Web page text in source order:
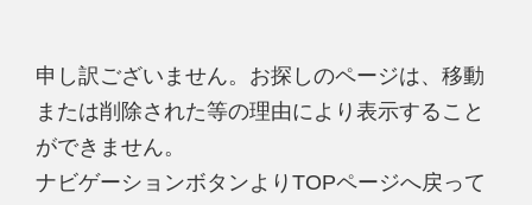
申し訳ございません。お探しのページは、移動
または削除された等の理由により表示すること
ができません。
ナビゲーションボタンよりTOPページへ戻って